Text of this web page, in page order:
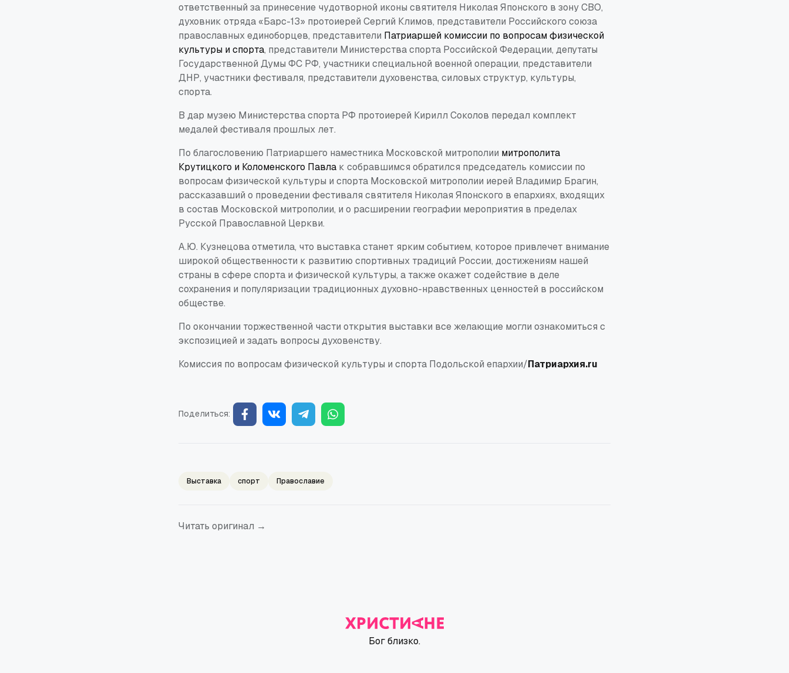
ответственный за принесение чудотворной иконы святителя Николая Японского в зону СВО,
духовник отряда «Барс-13» протоиерей Сергий Климов, представители Российского союза
православных единоборцев, представители Патриаршей комиссии по вопросам физической
культуры и спорта, представители Министерства спорта Российской Федерации, депутаты
Государственной Думы ФС РФ, участники специальной военной операции, представители
ДНР, участники фестиваля, представители духовенства, силовых структур, культуры,
спорта.
В дар музею Министерства спорта РФ протоиерей Кирилл Соколов передал комплект
медалей фестиваля прошлых лет.
По благословению Патриаршего наместника Московской митрополии митрополита
Крутицкого и Коломенского Павла к собравшимся обратился председатель комиссии по
вопросам физической культуры и спорта Московской митрополии иерей Владимир Брагин,
рассказавший о проведении фестиваля святителя Николая Японского в епархиях, входящих
в состав Московской митрополии, и о расширении географии мероприятия в пределах
Русской Православной Церкви.
А.Ю. Кузнецова отметила, что выставка станет ярким событием, которое привлечет внимание
широкой общественности к развитию спортивных традиций России, достижениям нашей
страны в сфере спорта и физической культуры, а также окажет содействие в деле
сохранения и популяризации традиционных духовно-нравственных ценностей в российском
обществе.
По окончании торжественной части открытия выставки все желающие могли ознакомиться с
экспозицией и задать вопросы духовенству.
Комиссия по вопросам физической культуры и спорта Подольской епархии/Патриархия.ru
Поделиться:
Выставка спорт Православие
Читать оригинал →
Бог близко.